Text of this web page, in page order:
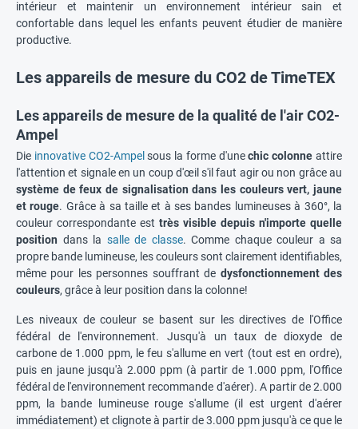
intérieur et maintenir un environnement intérieur sain et
confortable dans lequel les enfants peuvent étudier de manière
productive.
Les appareils de mesure du CO2 de TimeTEX
Les appareils de mesure de la qualité de l'air CO2-
Ampel
Die innovative CO2-Ampel sous la forme d'unechic colonne attire
l'attention et signale en un coup d'œil s'il faut agir ou non grâce au
système de feux de signalisation dans les couleurs vert, jaune
et rouge. Grâce à sa taille et à ses bandes lumineuses à 360°, la
couleur correspondante est très visible depuis n'importe quelle
position dans la salle de classe. Comme chaque couleur a sa
propre bande lumineuse, les couleurs sont clairement identifiables,
même pour les personnes souffrant de dysfonctionnement des
couleurs, grâce à leur position dans la colonne!
Les niveaux de couleur se basent sur les directives de l'Office
fédéral de l'environnement. Jusqu'à un taux de dioxyde de
carbone de 1.000 ppm, le feu s'allume en vert (tout est en ordre),
puis en jaune jusqu'à 2.000 ppm (à partir de 1.000 ppm, l'Office
fédéral de l'environnement recommande d'aérer). A partir de 2.000
ppm, la bande lumineuse rouge s'allume (il est urgent d'aérer
immédiatement) et clignote à partir de 3.000 ppm jusqu'à ce que le